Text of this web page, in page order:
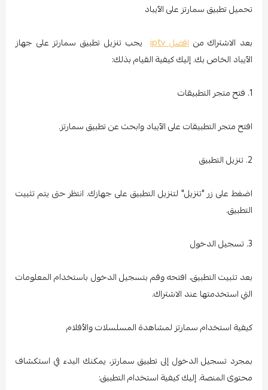
تحميل تطبيق سمارتز على الآيباد
بعد الاشتراك منافضل iptv
يجب تنزيل تطبيق سمارتز على جهاز
الآيباد الخاص بك. إليك كيفية القيام بذلك:
1. فتح متجر التطبيقات
افتح متجر التطبيقات على الآيباد وابحث عن تطبيق سمارتز.
2. تنزيل التطبيق
اضغط على زر "تنزيل" لتنزيل التطبيق على جهازك. انتظر حتى يتم تثبيت
التطبيق.
3. تسجيل الدخول
بعد تثبيت التطبيق، افتحه وقم بتسجيل الدخول باستخدام المعلومات
التي استخدمتها عند الاشتراك.
كيفية استخدام سمارتز لمشاهدة المسلسلات والأفلام
بمجرد تسجيل الدخول إلى تطبيق سمارتز، يمكنك البدء في استكشاف
محتوى المنصة. إليك كيفية استخدام التطبيق: